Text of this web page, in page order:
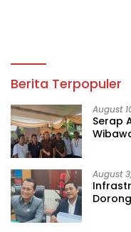
Berita Terpopuler
August
Serap
August